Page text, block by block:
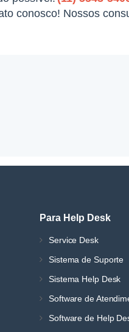
conosco! Nossos
Para Help Desk
Service Desk
Sistema de Suporte
Sistema Help Desk
Software de
Software de Help